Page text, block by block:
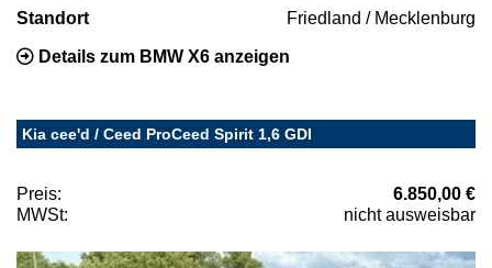
Standort Friedland / Mecklenburg
Details zum BMW X6 anzeigen
Kia cee'd / Ceed ProCeed Spirit 1,6 GDI
Preis:
6.850,00 €
MWSt:
nicht ausweisbar